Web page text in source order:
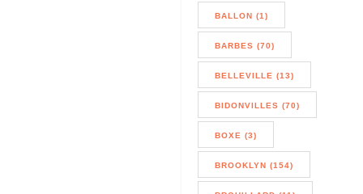
BALLON (1)
BARBES (70)
BELLEVILLE (13)
BIDONVILLES (70)
BOXE (3)
BROOKLYN (154)